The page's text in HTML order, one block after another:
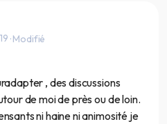
· Modifié
, des discussions
de moi de près ou de loin.
ni haine ni animosité je